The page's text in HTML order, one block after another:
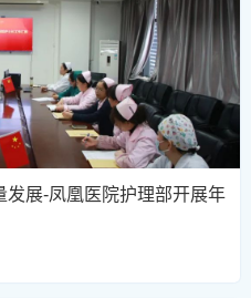
发展-凤凰医院护理部开展年